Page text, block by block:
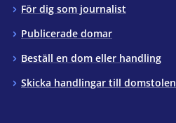
För dig som journalist
Publicerade domar
Beställ en dom eller handling
Skicka handlingar till domstolen